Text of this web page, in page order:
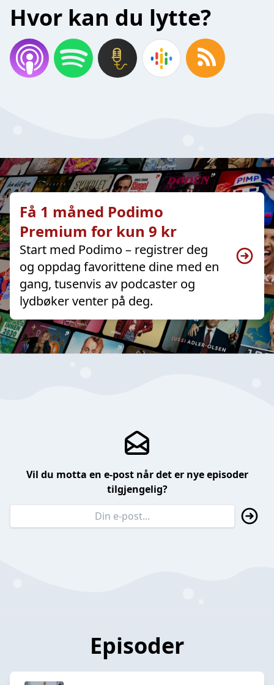
Hvor kan du lytte?
Få 1 måned Podimo
Premium for kun 9 kr
Start med Podimo – registrer deg
og oppdag favorittene dine med en
gang, tusenvis av podcaster og
lydbøker venter på deg.
Vil du motta en e-post når det er nye episoder
tilgjengelig?
Episoder